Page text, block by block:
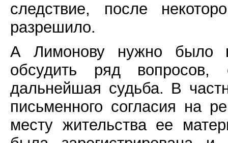
следствие, после
разрешило.
А Лимонову нужно было
обсудить ряд вопросов,
дальнейшая судьба. В
письменного согласия на
месту жительства ее